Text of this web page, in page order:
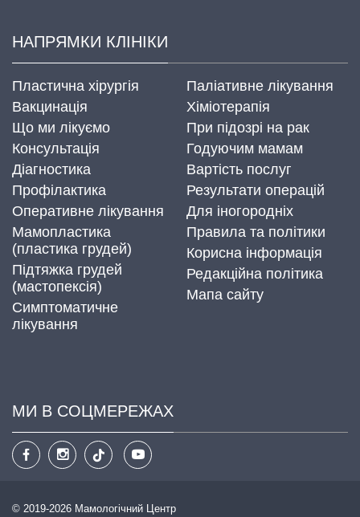
НАПРЯМКИ КЛІНІКИ
Пластична хірургія
Вакцинація
Що ми лікуємо
Консультація
Діагностика
Профілактика
Оперативне лікування
Мамопластика
(пластика грудей)
Підтяжка грудей
(мастопексія)
Симптоматичне
лікування
Паліативне лікування
Хіміотерапія
При підозрі на рак
Годуючим мамам
Вартість послуг
Результати операцій
Для іногородніх
Правила та політики
Корисна інформація
Редакційна політика
Мапа сайту
МИ В СОЦМЕРЕЖАХ
© 2019-2026 Мамологічний Центр